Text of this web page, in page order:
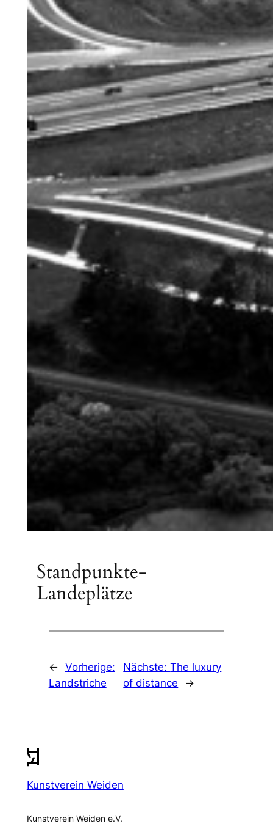
Standpunkte-
Landeplätze
← Vorherige:
Landstriche
Nächste:The luxury
of distance
→
Kunstverein Weiden
Kunstverein Weiden e.V.